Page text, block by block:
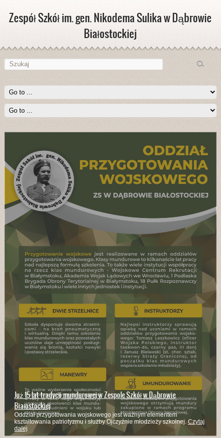
Zespół Szkół im. gen. Nikodema Sulika w Dąbrowie
Białostockiej
Już 15 lat tradycji mundurowej w Zespole Szkół w Dąbrowie
Białostockiej
Oddział przygotowania wojskowego jest ważnym elementem
kształtowania patriotyzmu i służby Ojczyźnie młodzieży szkolnej. Czytaj
dalej